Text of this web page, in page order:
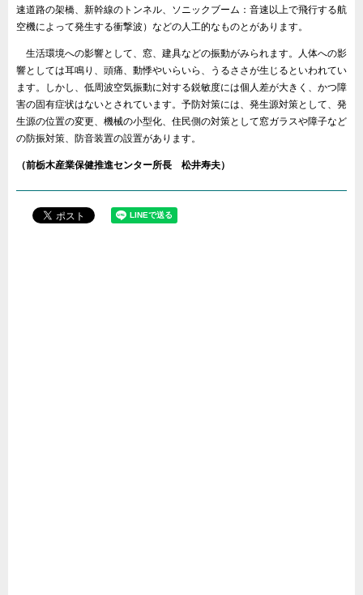
速道路の架橋、新幹線のトンネル、ソニックブーム：音速以上で飛行する航
空機によって発生する衝撃波）などの人工的なものとがあります。
生活環境への影響として、窓、建具などの振動がみられます。人体への影
響としては耳鳴り、頭痛、動悸やいらいら、うるささが生じるといわれてい
ます。しかし、低周波空気振動に対する鋭敏度には個人差が大きく、かつ障
害の固有症状はないとされています。予防対策には、発生源対策として、発
生源の位置の変更、機械の小型化、住民側の対策として窓ガラスや障子など
の防振対策、防音装置の設置があります。
（前栃木産業保健推進センター所長 松井寿夫）